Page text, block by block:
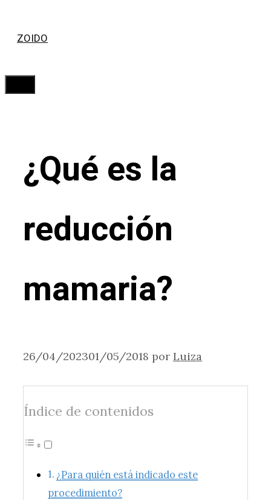
ZOIDO
¿Qué es la
reducción
mamaria?
26/04/202301/05/2018 por Luiza
Índice de contenidos
¿Para quién está indicado este
procedimiento?